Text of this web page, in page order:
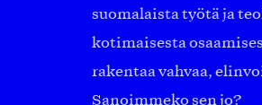
suomalaista työtä ja
kotimaisesta
rakentaa vahvaa,
Sanoimmeko sen jo?